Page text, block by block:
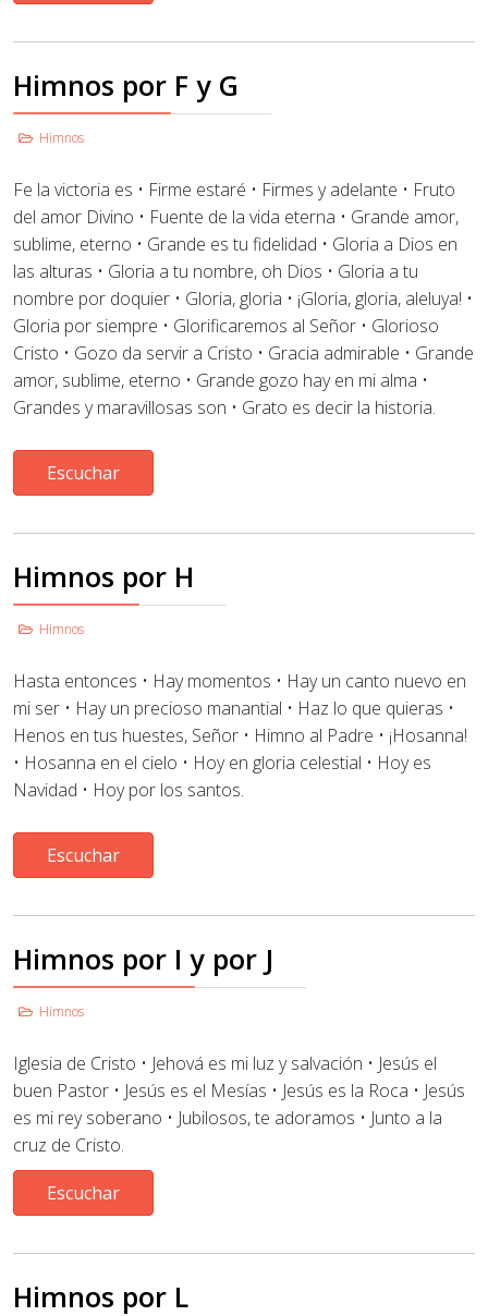
Himnos por F y G
Himnos
Fe la victoria es • Firme estaré • Firmes y adelante • Fruto
del amor Divino • Fuente de la vida eterna • Grande amor,
sublime, eterno • Grande es tu fidelidad • Gloria a Dios en
las alturas • Gloria a tu nombre, oh Dios • Gloria a tu
nombre por doquier • Gloria, gloria • ¡Gloria, gloria, aleluya! •
Gloria por siempre • Glorificaremos al Señor • Glorioso
Cristo • Gozo da servir a Cristo • Gracia admirable • Grande
amor, sublime, eterno • Grande gozo hay en mi alma •
Grandes y maravillosas son • Grato es decir la historia.
Escuchar
Himnos por H
Himnos
Hasta entonces • Hay momentos • Hay un canto nuevo en
mi ser • Hay un precioso manantial • Haz lo que quieras •
Henos en tus huestes, Señor • Himno al Padre • ¡Hosanna!
• Hosanna en el cielo • Hoy en gloria celestial • Hoy es
Navidad • Hoy por los santos.
Escuchar
Himnos por I y por J
Himnos
Iglesia de Cristo • Jehová es mi luz y salvación • Jesús el
buen Pastor • Jesús es el Mesías • Jesús es la Roca • Jesús
es mi rey soberano • Jubilosos, te adoramos • Junto a la
cruz de Cristo.
Escuchar
Himnos por L